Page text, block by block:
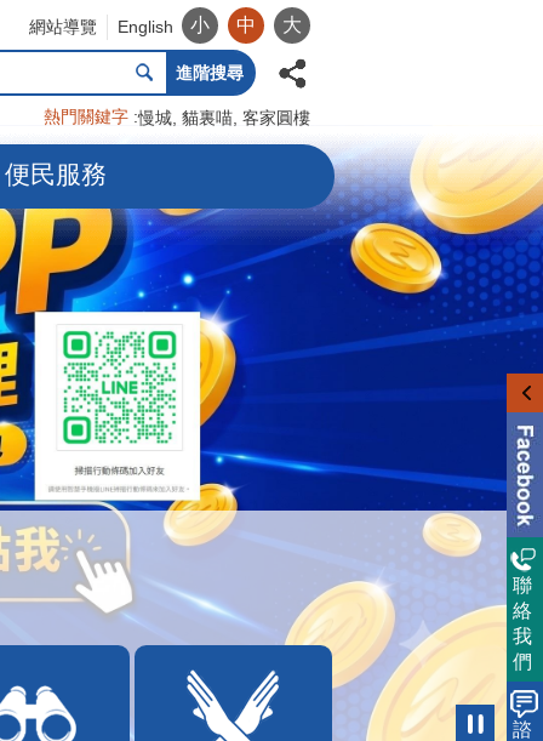
網站導覽 English 小 中 大
進階搜尋
熱門關鍵字 慢城 貓裏喵 客家圓樓
便民服務
聯
絡
我
們
諮